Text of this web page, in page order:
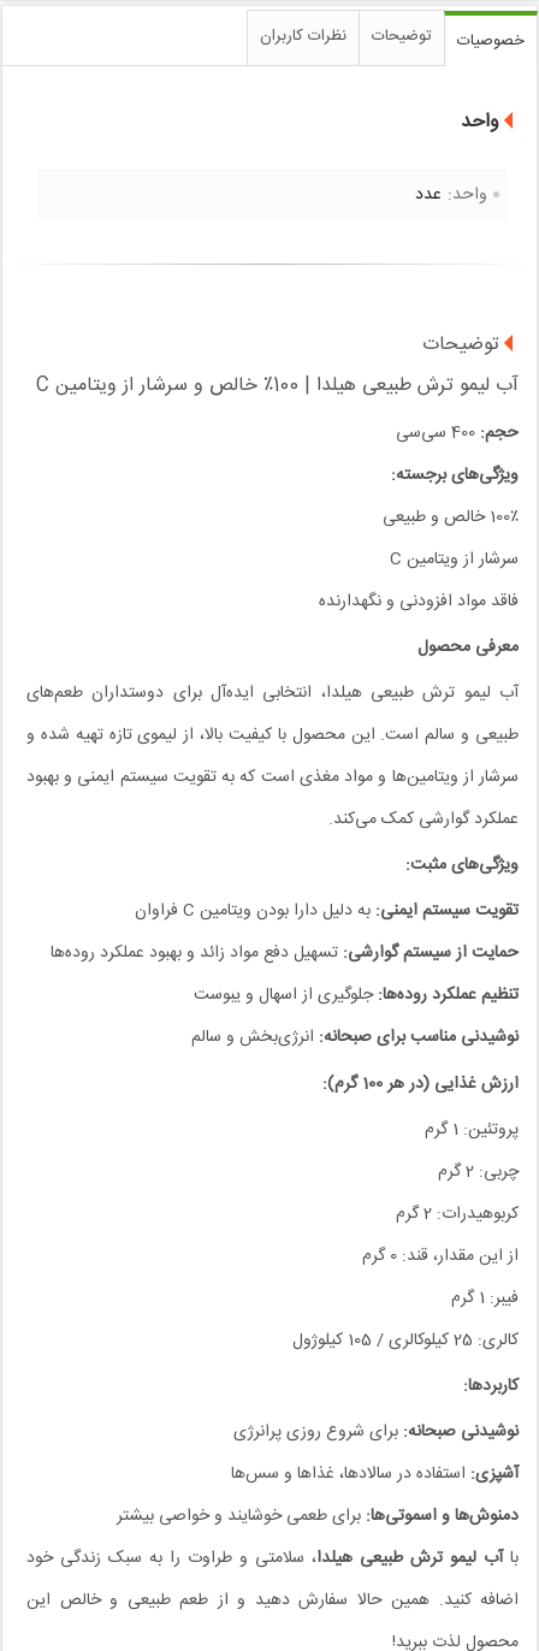
خصوصیات توضیحات نظرات کاربران
واحد
واحد: عدد
توضیحات
آب لیمو ترش طبیعی هیلدا | 100٪ خالص و سرشار از ویتامین C
حجم:
ویژگی‌های برجسته:
100٪ خالص و طبیعی
سرشار از ویتامین C
فاقد مواد افزودنی و نگهدارنده
معرفی محصول
آب لیمو ترش طبیعی هیلدا، انتخابی ایده‌آل برای دوستداران طعم‌های
طبیعی و سالم است. این محصول با کیفیت بالا، از لیموی تازه تهیه شده و
سرشار از ویتامین‌ها و مواد مغذی است که به تقویت سیستم ایمنی و بهبود
عملکرد گوارشی کمک می‌کند.
ویژگی‌های مثبت:
تقویت سیستم ایمنی: به دلیل دارا بودن ویتامین C فراوان
حمایت از سیستم گوارشی: تسهیل دفع مواد زائد و بهبود عملکرد روده‌ها
تنظیم عملکرد روده‌ها:جلوگیری از اسهال و یبوست
نوشیدنی مناسب برای صبحانه: انرژی‌بخش و سالم
ارزش غذایی (در هر 100 گرم):
پروتئین: 1 گرم
چربی: 2 گرم
کربوهیدرات: 2 گرم
از این مقدار، قند: 0 گرم
فیبر: 1 گرم
کالری: 25 کیلوکالری / 105 کیلوژول
کاربردها:
نوشیدنی صبحانه: برای شروع روزی پرانرژی
آشپزی: استفاده در سالادها، غذاها و سس‌ها
دمنوش‌ها و اسموتی‌ها: برای طعمی خوشایند و خواصی بیشتر
باآب لیمو ترش طبیعی هیلدا، سلامتی و طراوت را به سبک زندگی خود
اضافه کنید. همین حالا سفارش دهید و از طعم طبیعی و خالص این
محصول لذت ببرید!